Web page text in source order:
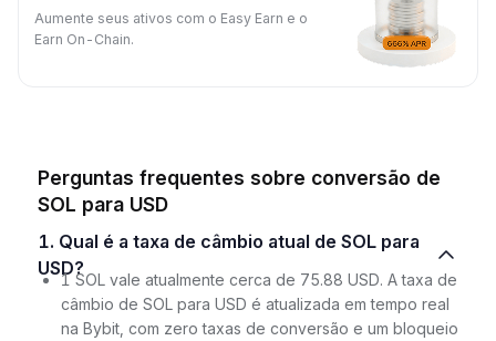
Aumente seus ativos com o Easy Earn e o
Earn On-Chain.
Perguntas frequentes sobre conversão de
SOL para USD
1. Qual é a taxa de câmbio atual de SOL para
USD?
1 SOL vale atualmente cerca de 75.88 USD. A taxa de
câmbio de SOL para USD é atualizada em tempo real
na Bybit, com zero taxas de conversão e um bloqueio